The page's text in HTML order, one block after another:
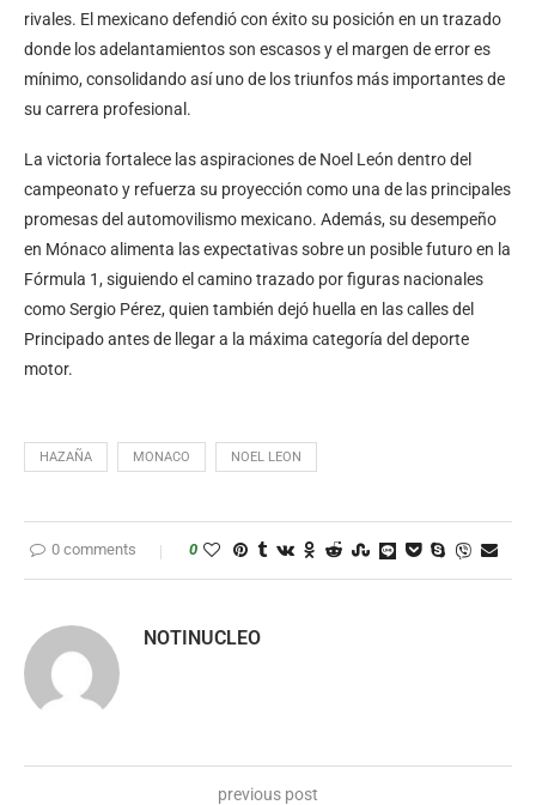
rivales. El mexicano defendió con éxito su posición en un trazado
donde los adelantamientos son escasos y el margen de error es
mínimo, consolidando así uno de los triunfos más importantes de
su carrera profesional.
La victoria fortalece las aspiraciones de Noel León dentro del
campeonato y refuerza su proyección como una de las principales
promesas del automovilismo mexicano. Además, su desempeño
en Mónaco alimenta las expectativas sobre un posible futuro en la
Fórmula 1, siguiendo el camino trazado por figuras nacionales
como Sergio Pérez, quien también dejó huella en las calles del
Principado antes de llegar a la máxima categoría del deporte
motor.
HAZAÑA MONACO NOEL LEON
0 comments 0
NOTINUCLEO
previous post